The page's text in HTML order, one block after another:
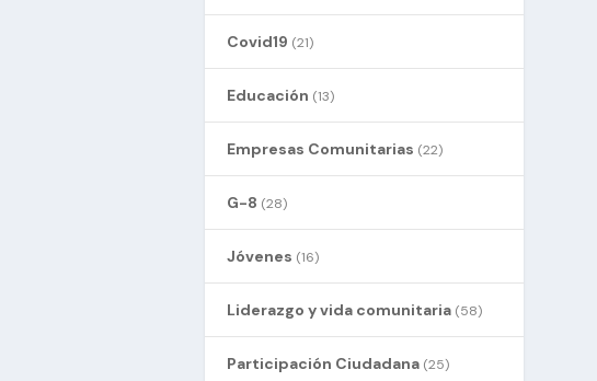
Covid19 (21)
Educación (13)
Empresas Comunitarias (22)
G-8 (28)
Jóvenes (16)
Liderazgo y vida comunitaria (58)
Participación Ciudadana (25)